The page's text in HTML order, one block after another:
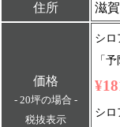
住所 滋
価格
- 20坪の場合 -
税抜表示
シロ
「
シロ